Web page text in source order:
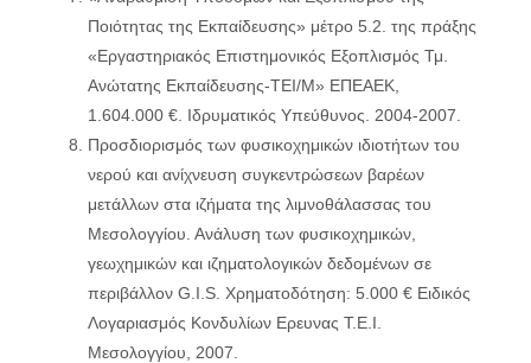
Ποιότητας της Εκπαίδευσης» μέτρο 5.2. της πράξης
«Εργαστηριακός Επιστημονικός Εξοπλισμός Τμ.
Ανώτατης Εκπαίδευσης-ΤΕΙ/Μ» ΕΠΕΑΕΚ,
1.604.000 €. Ιδρυματικός Υπεύθυνος. 2004-2007.
Προσδιορισμός των φυσικοχημικών ιδιοτήτων του
νερού και ανίχνευση συγκεντρώσεων βαρέων
μετάλλων στα ιζήματα της λιμνοθάλασσας του
Μεσολογγίου. Ανάλυση των φυσικοχημικών,
γεωχημικών και ιζηματολογικών δεδομένων σε
περιβάλλον G.I.S. Χρηματοδότηση: 5.000 € Ειδικός
Λογαριασμός Κονδυλίων Ερευνας Τ.Ε.Ι.
Μεσολογγίου, 2007.